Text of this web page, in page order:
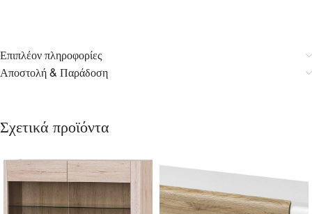
Επιπλέον πληροφορίες
Αποστολή & Παράδοση
Σχετικά προϊόντα